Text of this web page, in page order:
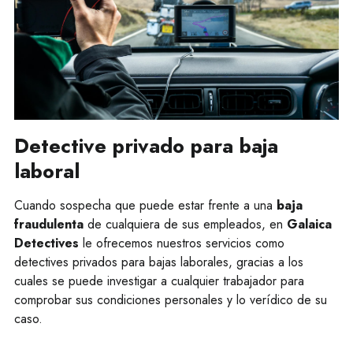
Detective privado para baja
laboral
Cuando sospecha que puede estar frente a una baja
fraudulenta de cualquiera de sus empleados, en Galaica
Detectives le ofrecemos nuestros servicios como
detectives privados para bajas laborales, gracias a los
cuales se puede investigar a cualquier trabajador para
comprobar sus condiciones personales y lo verídico de su
caso.